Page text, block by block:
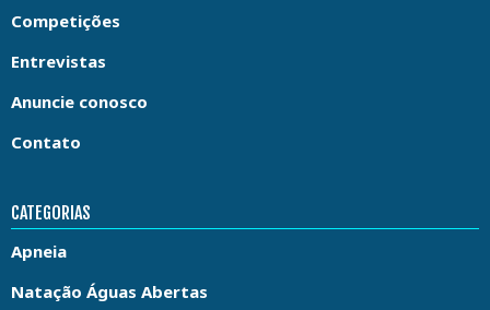
Competições
Entrevistas
Anuncie conosco
Contato
CATEGORIAS
Apneia
Natação Águas Abertas